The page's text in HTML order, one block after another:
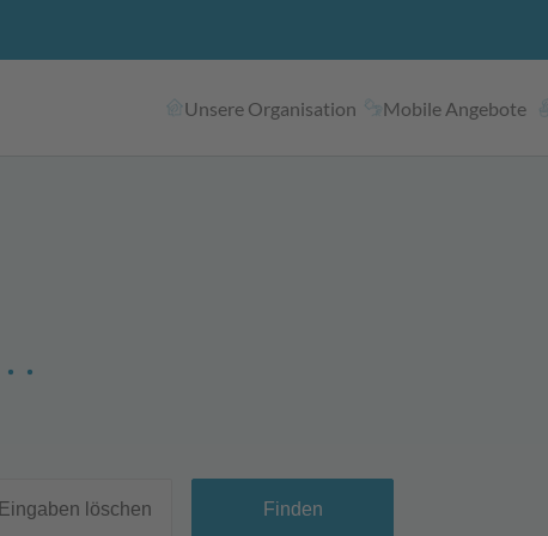
Unsere Organisation Mobile Angebote
Eingaben löschen